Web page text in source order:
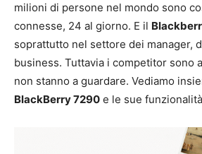
milioni di persone nel mondo sono
connesse, 24 al giorno. E il
soprattutto nel settore dei manager,
business. Tuttavia i competitor sono
non stanno a guardare. Vediamo
BlackBerry 7290 e le sue